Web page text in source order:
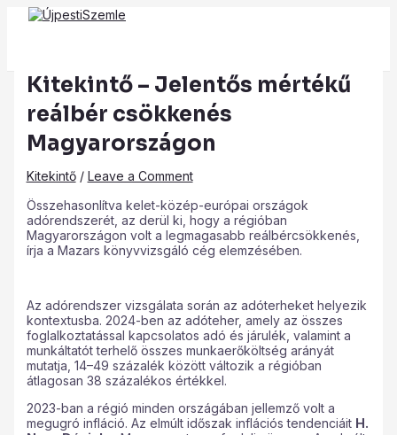
Skip
Main
Menu
Kitekintő – Jelentős mértékű
reálbér csökkenés
Magyarországon
Kitekintő/ Leave a Comment
Összehasonlítva kelet-közép-európai országok
adórendszerét, az derül ki, hogy a régióban
Magyarországon volt a legmagasabb reálbércsökkenés,
írja a Mazars könyvvizsgáló cég elemzésében.
Az adórendszer vizsgálata során az adóterheket helyezik
kontextusba. 2024-ben az adóteher, amely az összes
foglalkoztatással kapcsolatos adó és járulék, valamint a
munkáltatót terhelő összes munkaerőköltség arányát
mutatja, 14–49 százalék között változik a régióban
átlagosan 38 százalékos értékkel.
2023-ban a régió minden országában jellemző volt a
megugró infláció. Az elmúlt időszak inflációs tendenciáit H.
Post
navigation
Type
here..
Name*
Email*
Website